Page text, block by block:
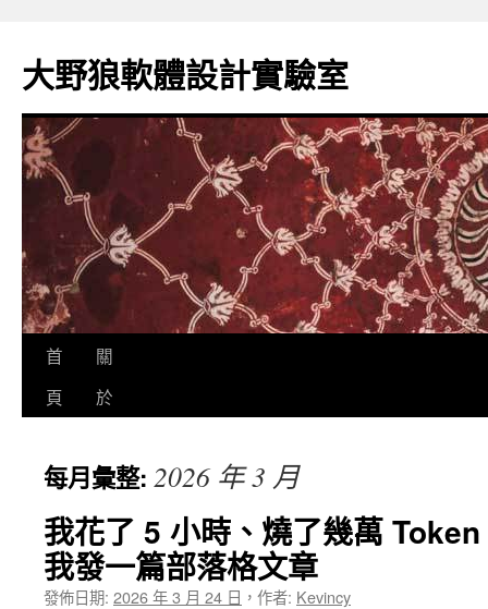
主
要
容
大野狼軟體設計實驗室
首
頁
關
於
每月彙整: 2026 年 3 月
我花了 5 小時、燒了幾萬
我發一篇部落格文章
發佈日期: 2026 年 3 月 24 日 ， 作者: Kevincy